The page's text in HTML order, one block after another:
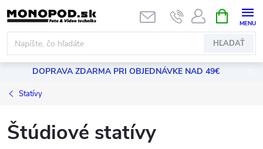
Prejsť
na
obsah
HĽADAŤ
KOŠÍK
DOPRAVA ZDARMA PRI OBJEDNÁVKE NAD 49€
Statívy
Štúdiové statívy